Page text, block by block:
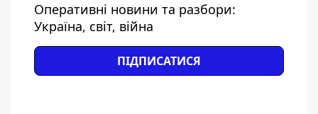
Оперативні новини та разбори:
Україна, світ, війна
ПІДПИСАТИСЯ